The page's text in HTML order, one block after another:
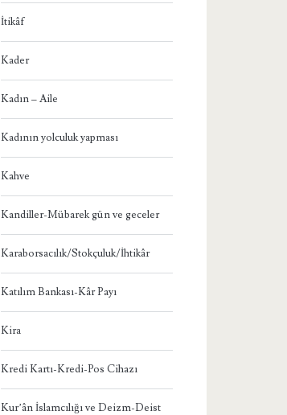
İtikâf
Kader
Kadın – Aile
Kadının yolculuk yapması
Kahve
Kandiller-Mübarek gün ve geceler
Karaborsacılık/Stokçuluk/İhtikâr
Katılım Bankası-Kâr Payı
Kira
Kredi Kartı-Kredi-Pos Cihazı
Kur’ân İslamcılığı ve Deizm-Deist